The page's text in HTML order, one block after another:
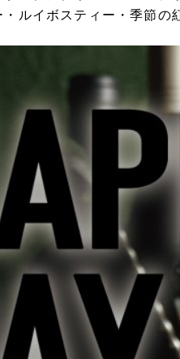
ルイボスティー・季節の